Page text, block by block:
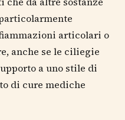
articolari o
anche se le ciliegie
a uno stile di
di cure mediche